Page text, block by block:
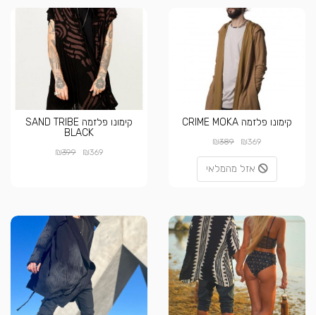
קימונו פלזמה CRIME MOKA
₪369
₪389
אזל מהמלאי
קימונו פלזמה SAND TRIBE
BLACK
₪369
₪399